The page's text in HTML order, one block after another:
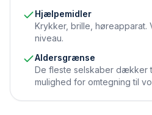
Hjælpemidler
Krykker, brille, høreapparat.
niveau.
Aldersgrænse
De fleste selskaber dækker
mulighed for omtegning til